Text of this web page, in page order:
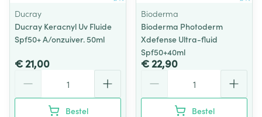
Ducray
Ducray Keracnyl Uv Fluide
Spf50+ A/onzuiver. 50ml
€ 21,00
Bestel
Bioderma
Bioderma Photoderm
Xdefense Ultra-fluid
Spf50+40ml
€ 22,90
Bestel